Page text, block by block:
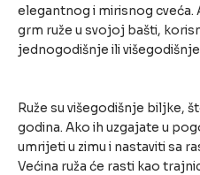
elegantnog i mirisnog
grm ruže u svojoj bašti,
jednogodišnje ili
Ruže su višegodišnje biljke,
godina. Ako ih uzgajate u
umrijeti u zimu i nastaviti sa
Većina ruža će rasti kao